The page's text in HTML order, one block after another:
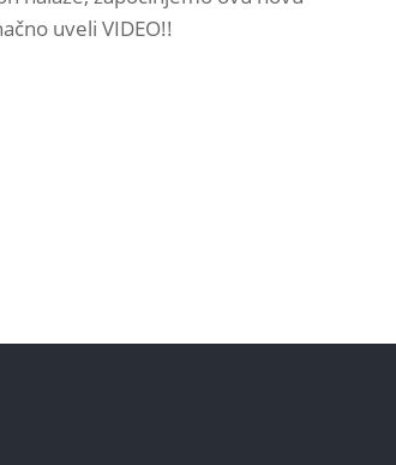
uveli VIDEO!!